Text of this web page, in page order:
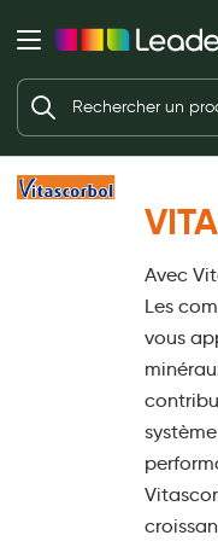
Ma Pharmacie
Ouvrir
Beauté et soin
Visage
Soins mains et ongles
Dentifrices et bains de
Avec
Les
vous